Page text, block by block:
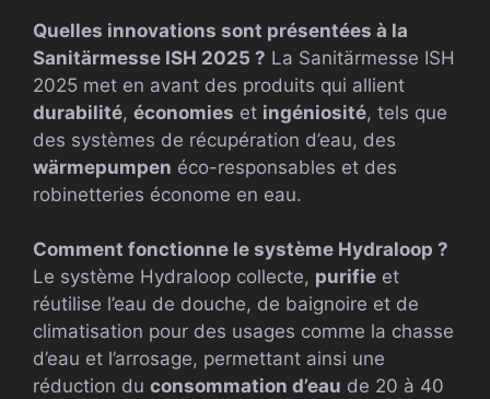
Quelles innovations sont présentées à la
Sanitärmesse ISH 2025 ? La Sanitärmesse ISH
2025 met en avant des produits qui allient
durabilité, économies et ingéniosité, tels que
des systèmes de récupération d’eau, des
wärmepumpen éco-responsables et des
robinetteries économe en eau.
Comment fonctionne le système Hydraloop ?
Le système Hydraloop collecte, purifie et
réutilise l’eau de douche, de baignoire et de
climatisation pour des usages comme la chasse
d’eau et l’arrosage, permettant ainsi une
réduction du consommation d’eau de 20 à 40